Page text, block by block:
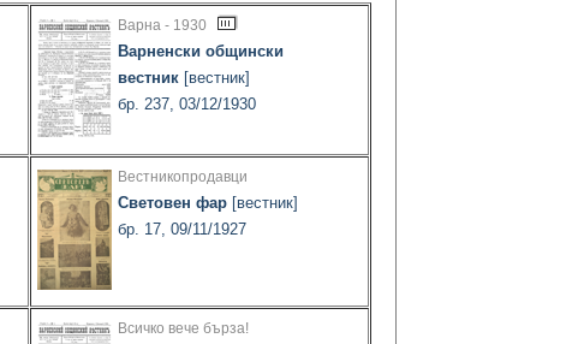
Варна - 1930
Варненски общински
вестник [вестник]
бр. 237, 03/12/1930
Вестникопродавци
Световен фар [вестник]
бр. 17, 09/11/1927
Всичко вече бърза!